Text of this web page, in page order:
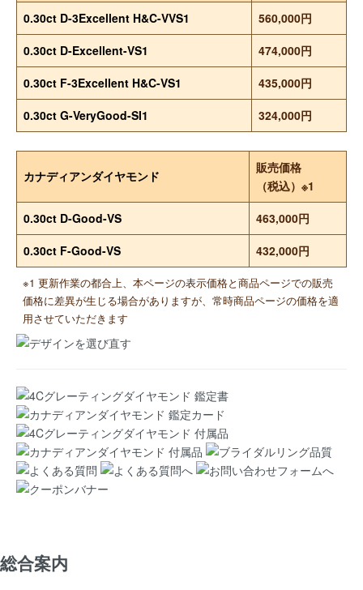
0.30ct D-3Excellent H&C-VVS1
560,000円
0.30ct D-Excellent-VS1
474,000円
0.30ct F-3Excellent H&C-VS1
435,000円
0.30ct G-VeryGood-SI1
324,000円
カナディアンダイヤモンド
販売価格
（税込）※1
0.30ct D-Good-VS
463,000円
0.30ct F-Good-VS
432,000円
※1 更新作業の都合上、本ページの表示価格と商品ページでの販売
価格に差異が生じる場合がありますが、常時商品ページの価格を適
用させていただきます
総合案内